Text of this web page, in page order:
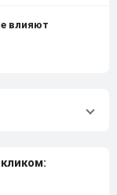
влияют